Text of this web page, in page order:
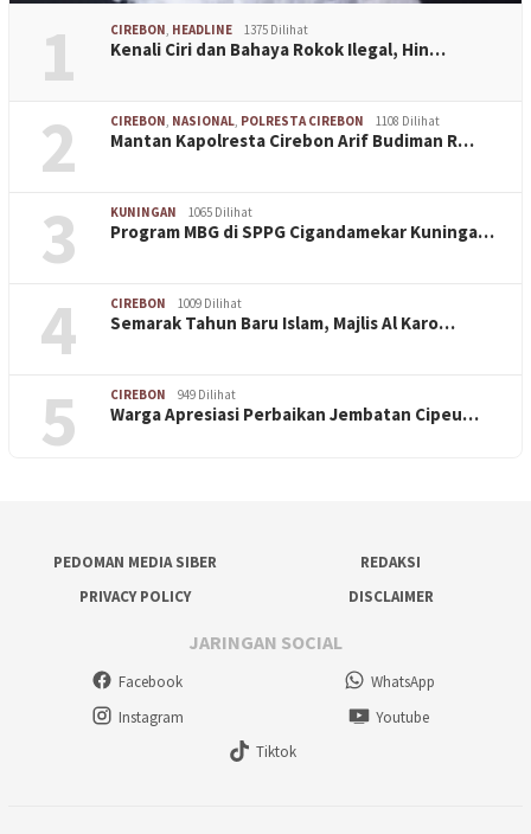
1 CIREBON HEADLINE 1375 Dilihat
Kenali Ciri dan Bahaya Rokok Ilegal, Hin…
2 CIREBON NASIONAL POLRESTA CIREBON 1108 Dilihat
Mantan Kapolresta Cirebon Arif Budiman R…
3 KUNINGAN 1065 Dilihat
Program MBG di SPPG Cigandamekar Kuninga…
4 CIREBON 1009 Dilihat
Semarak Tahun Baru Islam, Majlis Al Karo…
5 CIREBON 949 Dilihat
Warga Apresiasi Perbaikan Jembatan Cipeu…
PEDOMAN MEDIA SIBER
REDAKSI
PRIVACY POLICY
DISCLAIMER
JARINGAN SOCIAL
Facebook
WhatsApp
Instagram
Youtube
Tiktok